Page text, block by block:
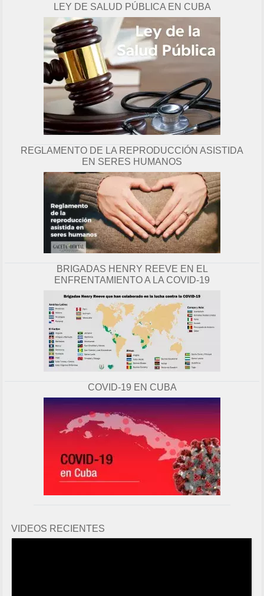
g
i
n
a
LEY DE SALUD PÚBLICA EN CUBA
REGLAMENTO DE LA REPRODUCCIÓN ASISTIDA
EN SERES HUMANOS
BRIGADAS HENRY REEVE EN EL
ENFRENTAMIENTO A LA COVID-19
COVID-19 EN CUBA
VIDEOS RECIENTES